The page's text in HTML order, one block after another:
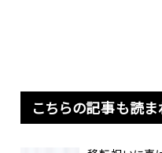
こちらの記事も読ま